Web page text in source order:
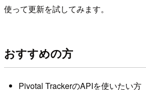
使って更新を試してみます。
おすすめの方
Pivotal TrackerのAPIを使いたい方